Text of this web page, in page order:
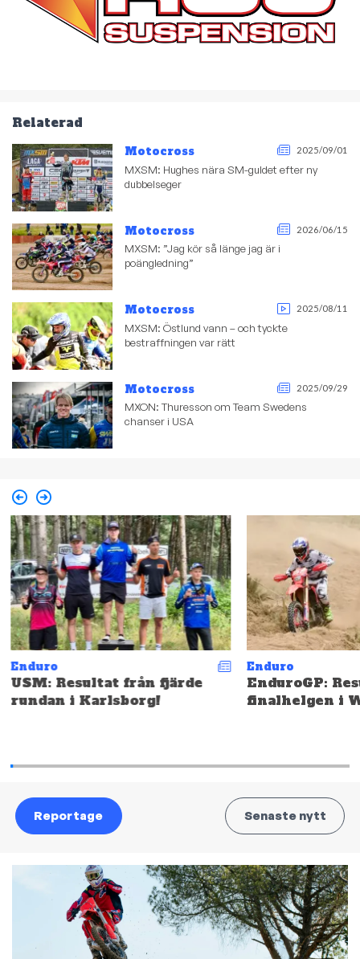
Relaterad
Motocross 2025/09/01
MXSM: Hughes nära SM-guldet efter ny
dubbelseger
Motocross 2026/06/15
MXSM: ”Jag kör så länge jag är i
poängledning”
Motocross 2025/08/11
MXSM: Östlund vann – och tyckte
bestraffningen var rätt
Motocross 2025/09/29
MXON: Thuresson om Team Swedens
chanser i USA
Enduro
USM: Resultat från fjärde
rundan i Karlsborg!
Enduro
EnduroGP:
finalhelgen i
Reportage Senaste nytt